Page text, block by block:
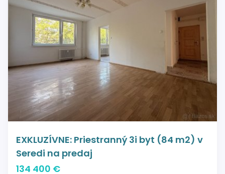
EXKLUZÍVNE: Priestranný 3i byt (84 m2) v
Seredi na predaj
134 400 €